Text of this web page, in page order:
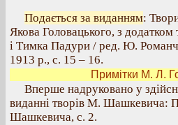
Подається за виданням:
Якова Головацького, з додатком
і Тимка Падури / ред. Ю.
1913 р., с. 15 – 16.
Примітки М. Л.
Вперше надруковано у
виданні творів М. Шашкевича:
Шашкевича, с. 2.